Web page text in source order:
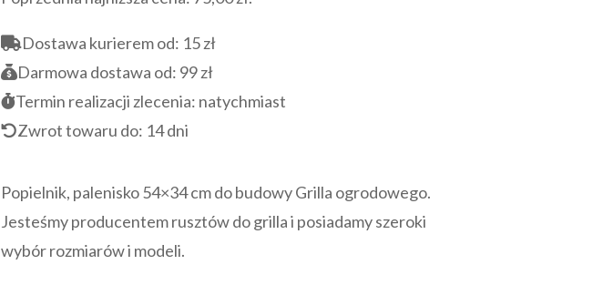
wynosiła:
75,00 zł.
wynosi:
67,50 zł.
Dostawa kurierem od: 15 zł
Darmowa dostawa od: 99 zł
Termin realizacji zlecenia: natychmiast
Zwrot towaru do: 14 dni
Popielnik, palenisko 54×34 cm do budowy Grilla ogrodowego.
Jesteśmy producentem rusztów do grilla i posiadamy szeroki
wybór rozmiarów i modeli.